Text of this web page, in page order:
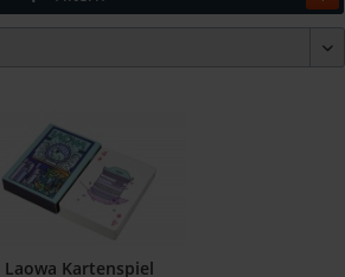
Laowa Kartenspiel